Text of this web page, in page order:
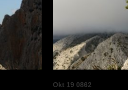
Okt 19 0862